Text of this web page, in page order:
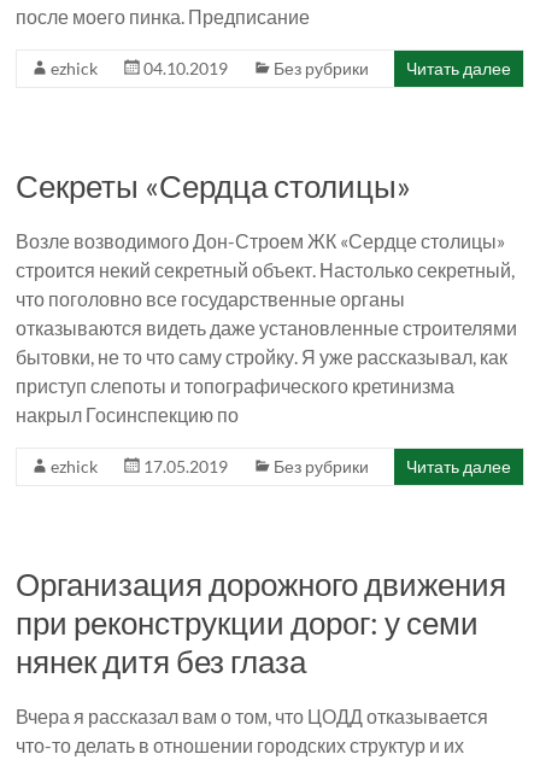
после моего пинка. Предписание
ezhick 04.10.2019 Без рубрики Читать далее
Секреты «Сердца столицы»
Возле возводимого Дон-Строем ЖК «Сердце столицы»
строится некий секретный объект. Настолько секретный,
что поголовно все государственные органы
отказываются видеть даже установленные строителями
бытовки, не то что саму стройку. Я уже рассказывал, как
приступ слепоты и топографического кретинизма
накрыл Госинспекцию по
ezhick 17.05.2019 Без рубрики Читать далее
Организация дорожного движения
при реконструкции дорог: у семи
нянек дитя без глаза
Вчера я рассказал вам о том, что ЦОДД отказывается
что-то делать в отношении городских структур и их